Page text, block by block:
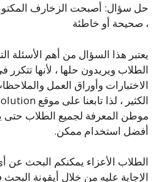
حل سؤال: أصبحت الزخارف
، صحيحة أو خاطئة
يعتبر هذا السؤال من أهم الأسئلة
الطلاب ويريدون حلها ، لأنها
الاختبارات وأوراق العمل
موطن المعرفة لجميع الطلاب حتى
أفضل استخدام ممكن.
الطلاب الأعزاء يمكنكم البحث عن
الإجابة عليه من خلال أيقونة